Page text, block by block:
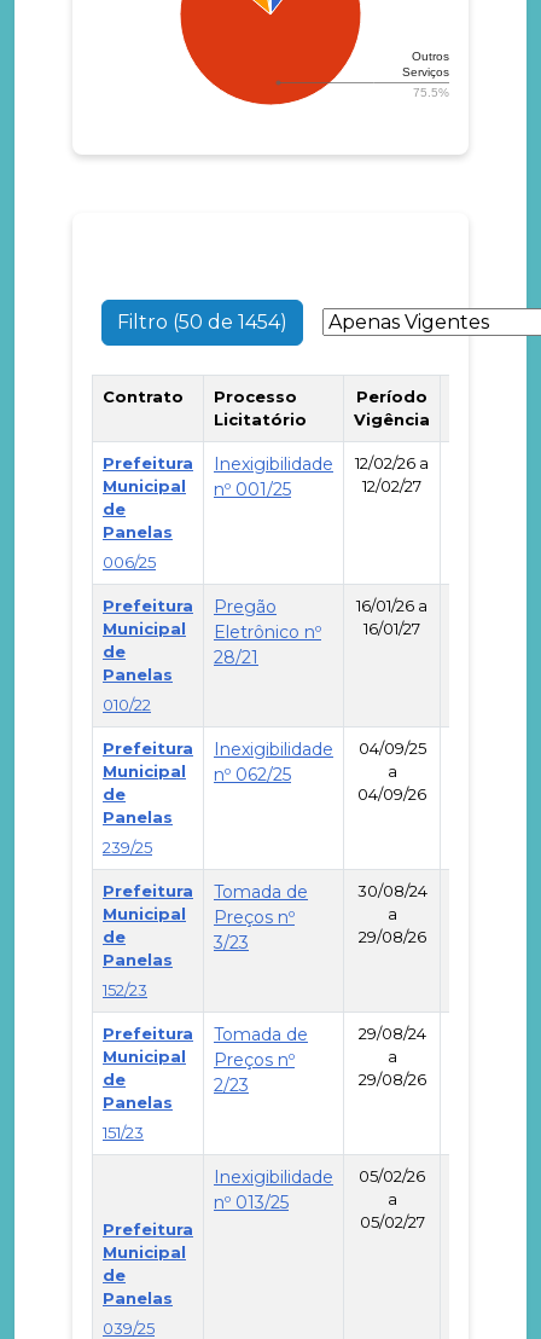
Outros
Serviços
75.5%
Filtro (50 de 1454)
Contrato
Processo
Licitatório
Período
Vigência
Prefeitura
Municipal
de
Panelas
006/25
Inexigibilidade
nº 001/25
12/02/26 a
12/02/27
Prefeitura
Municipal
de
Panelas
010/22
Pregão
Eletrônico nº
28/21
16/01/26 a
16/01/27
Prefeitura
Municipal
de
Panelas
239/25
Inexigibilidade
nº 062/25
04/09/25
a
04/09/26
Prefeitura
Municipal
de
Panelas
152/23
Tomada de
Preços nº
3/23
30/08/24
a
29/08/26
Prefeitura
Municipal
de
Panelas
151/23
Tomada de
Preços nº
2/23
29/08/24
a
29/08/26
Prefeitura
Municipal
de
Panelas
039/25
Inexigibilidade
nº 013/25
05/02/26
a
05/02/27